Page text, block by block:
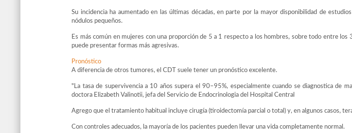
Su incidencia ha aumentado en las últimas décadas, en parte por la mayor disponibilidad de
nódulos pequeños.
Es más común en mujeres con una proporción de 5 a 1 respecto a los hombres, sobre todo entre los
puede presentar formas más agresivas.
Pronóstico
A diferencia de otros tumores, el CDT suele tener un pronóstico excelente.
"La tasa de supervivencia a 10 años supera el 90–95%, especialmente cuando se diagnostica de
doctora Elizabeth Valinotii, jefa del Servicio de Endocrinologia del Hospital Central
Agrego que el tratamiento habitual incluye cirugía (tiroidectomía parcial o total) y, en algunos casos,
Con controles adecuados, la mayoría de los pacientes pueden llevar una vida completamente normal.